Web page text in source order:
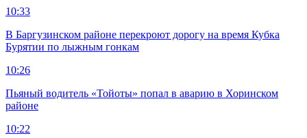
10:33
В Баргузинском районе перекроют дорогу на время Кубка
Бурятии по лыжным гонкам
10:26
Пьяный водитель «Тойоты» попал в аварию в Хоринском
районе
10:22